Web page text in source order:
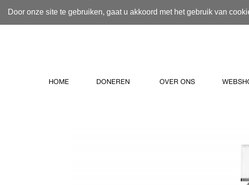
Door onze site te gebruiken, gaat u akkoord met het gebruik van
HOME DONEREN OVER ONS